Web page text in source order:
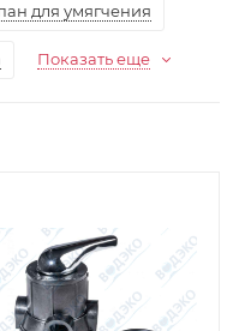
для умягчения
Показать еще